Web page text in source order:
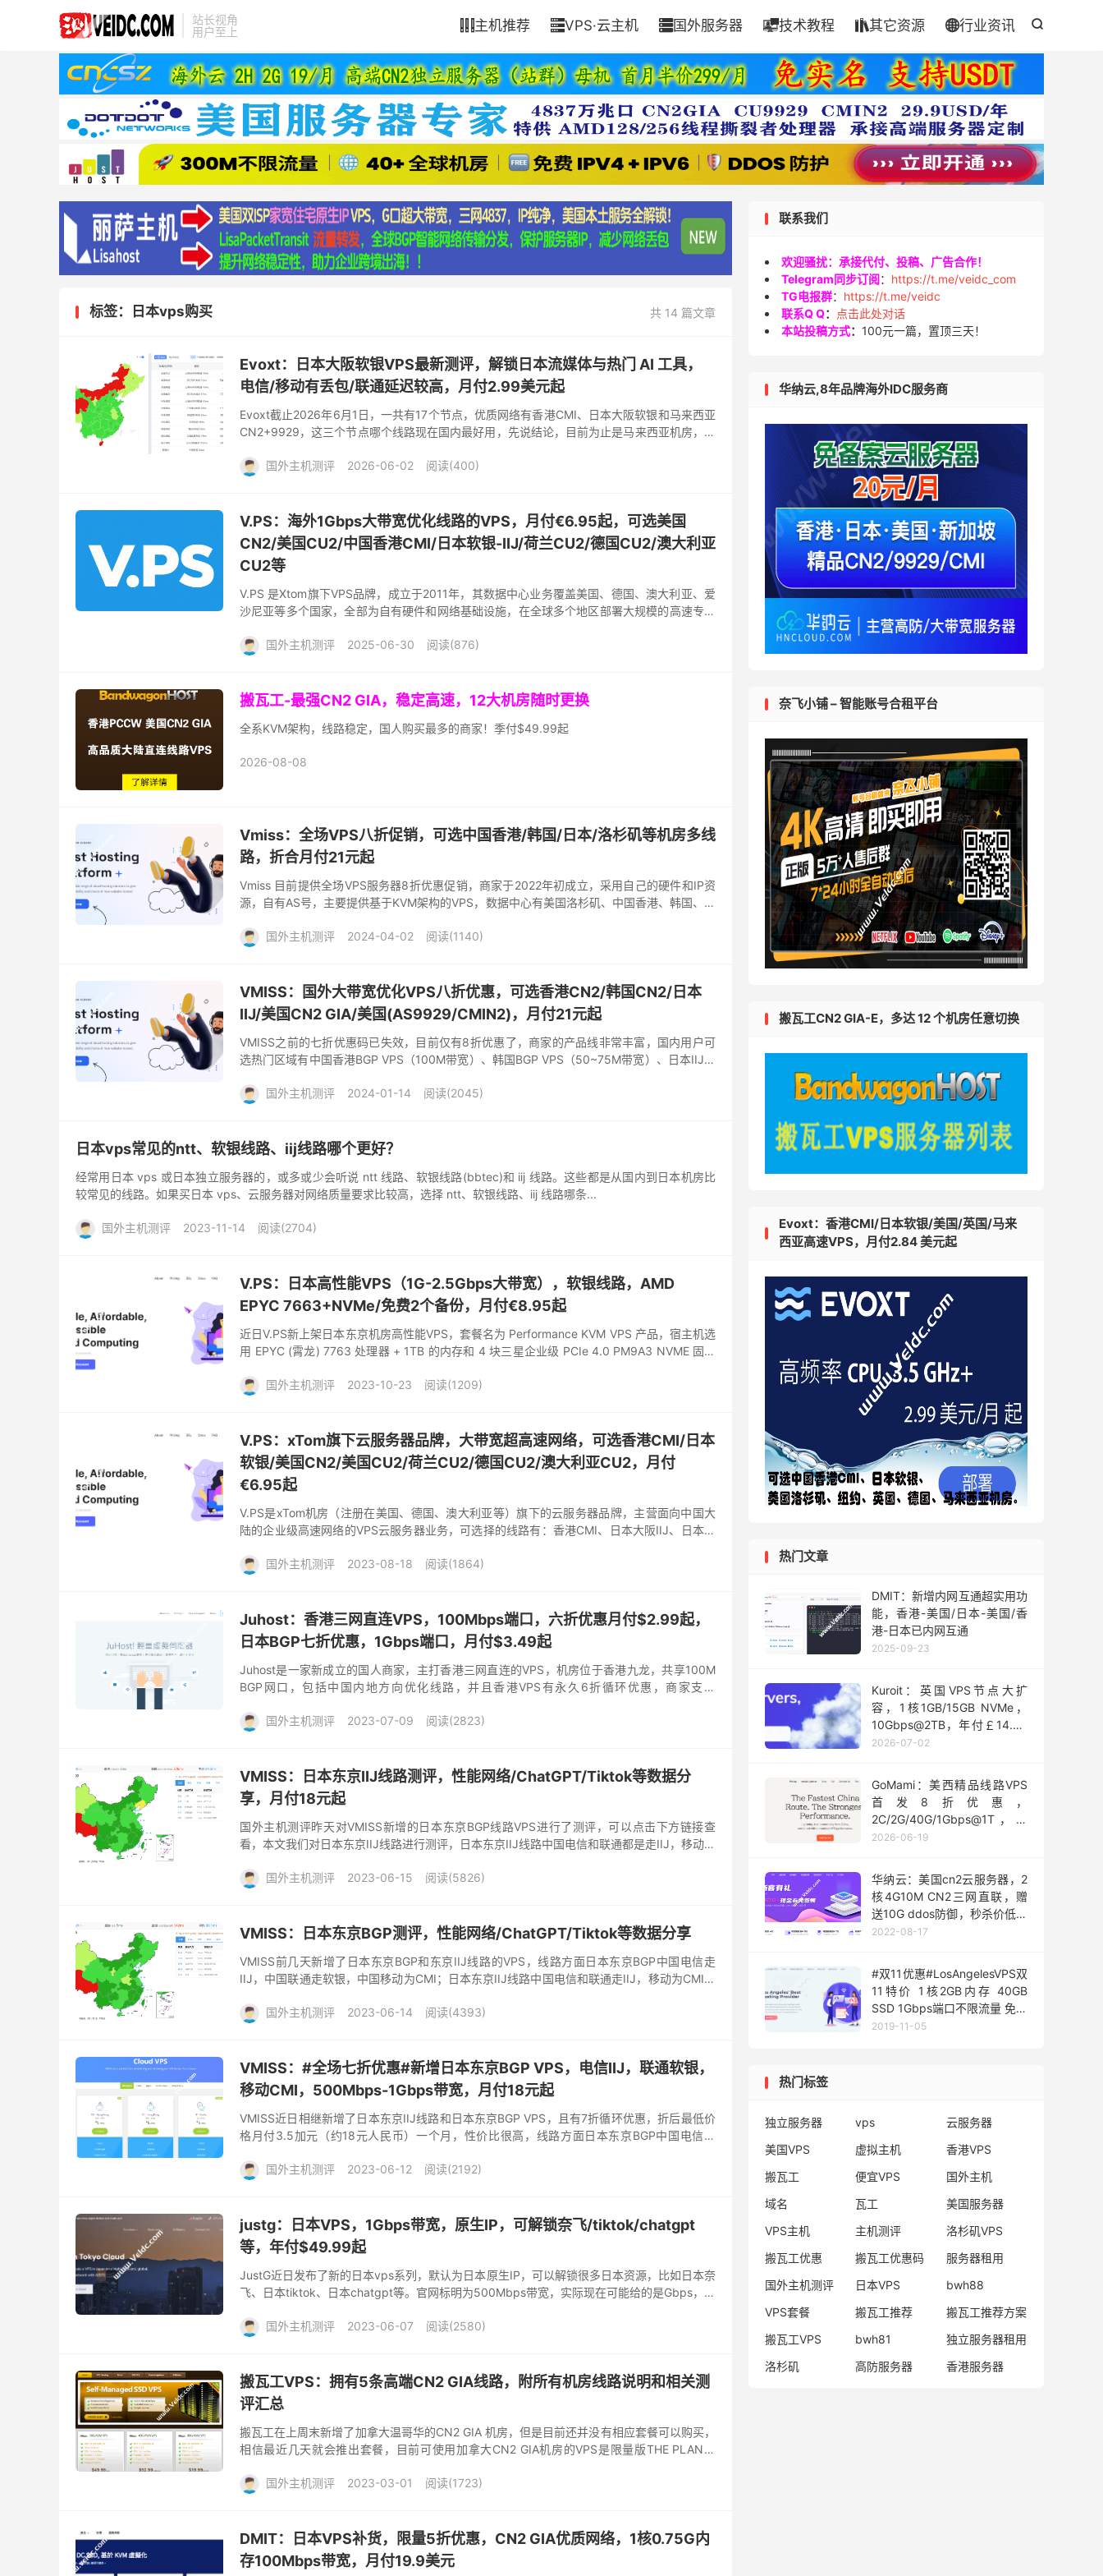
站长视角
用户至上

主机推荐 VPS·云主机 国外服务器 技术教程 其它资源 行业资讯
共 14 篇文章
标签：日本vps购买
Evoxt：日本大阪软银VPS最新测评，解锁日本流媒体与热门 AI 工具，
电信/移动有丢包/联通延迟较高，月付2.99美元起
Evoxt截止2026年6月1日，一共有17个节点，优质网络有香港CMI、日本大阪软银和马来西亚
CN2+9929，这三个节点哪个线路现在国内最好用，先说结论，目前为止是马来西亚机房，受
国外主机测评
2026-06-02 阅读(400)
V.PS：海外1Gbps大带宽优化线路的VPS，月付€6.95起，可选美国
CN2/美国CU2/中国香港CMI/日本软银-IIJ/荷兰CU2/德国CU2/澳大利亚
CU2等
V.PS 是Xtom旗下VPS品牌，成立于2011年，其数据中心业务覆盖美国、德国、澳大利亚、爱
沙尼亚等多个国家，全部为自有硬件和网络基础设施，在全球多个地区部署大规模的高速专线
国外主机测评
2025-06-30 阅读(876)
搬瓦工-最强CN2 GIA，稳定高速，12大机房随时更换
全系KVM架构，线路稳定，国人购买最多的商家！季付$49.99起
2026-08-08
Vmiss：全场VPS八折促销，可选中国香港/韩国/日本/洛杉矶等机房多线
路，折合月付21元起
Vmiss 目前提供全场VPS服务器8折优惠促销，商家于2022年初成立，采用自己的硬件和IP资
源，自有AS号，主要提供基于KVM架构的VPS，数据中心有美国洛杉矶、中国香港、韩国、日
国外主机测评
2024-04-02 阅读(1140)
VMISS：国外大带宽优化VPS八折优惠，可选香港CN2/韩国CN2/日本
IIJ/美国CN2 GIA/美国(AS9929/CMIN2)，月付21元起
VMISS之前的七折优惠码已失效，目前仅有8折优惠了，商家的产品线非常丰富，国内用户可
选热门区域有中国香港BGP VPS（100M带宽）、韩国BGP VPS（50~75M带宽）、日本IIJ和
国外主机测评
2024-01-14 阅读(2045)
日本vps常见的ntt、软银线路、iij线路哪个更好？
经常用日本 vps 或日本独立服务器的，或多或少会听说 ntt 线路、软银线路(bbtec)和 iij 线路。这些都是从国内到日本机房比
较常见的线路。如果买日本 vps、云服务器对网络质量要求比较高，选择 ntt、软银线路、iij 线路哪条...
国外主机测评 2023-11-14 阅读(2704)
V.PS：日本高性能VPS（1G-2.5Gbps大带宽），软银线路，AMD
EPYC 7663+NVMe/免费2个备份，月付€8.95起
近日V.PS新上架日本东京机房高性能VPS，套餐名为 Performance KVM VPS 产品，宿主机选
用 EPYC (霄龙) 7763 处理器 + 1TB 的内存和 4 块三星企业级 PCIe 4.0 PM9A3 NVME 固态
国外主机测评
2023-10-23 阅读(1209)
V.PS：xTom旗下云服务器品牌，大带宽超高速网络，可选香港CMI/日本
软银/美国CN2/美国CU2/荷兰CU2/德国CU2/澳大利亚CU2，月付
€6.95起
V.PS是xTom机房（注册在美国、德国、澳大利亚等）旗下的云服务器品牌，主营面向中国大
陆的企业级高速网络的VPS云服务器业务，可选择的线路有：香港CMI、日本大阪IIJ、日本东
国外主机测评
2023-08-18 阅读(1864)
Juhost：香港三网直连VPS，100Mbps端口，六折优惠月付$2.99起，
日本BGP七折优惠，1Gbps端口，月付$3.49起
Juhost是一家新成立的国人商家，主打香港三网直连的VPS，机房位于香港九龙，共享100M
BGP网口，包括中国内地方向优化线路，并且香港VPS有永久6折循环优惠，商家支持
国外主机测评
2023-07-09 阅读(2823)
VMISS：日本东京IIJ线路测评，性能网络/ChatGPT/Tiktok等数据分
享，月付18元起
国外主机测评昨天对VMISS新增的日本东京BGP线路VPS进行了测评，可以点击下方链接查
看，本文我们对日本东京IIJ线路进行测评，日本东京IIJ线路中国电信和联通都是走IIJ，移动为
国外主机测评
2023-06-15 阅读(5826)
VMISS：日本东京BGP测评，性能网络/ChatGPT/Tiktok等数据分享
VMISS前几天新增了日本东京BGP和东京IIJ线路的VPS，线路方面日本东京BGP中国电信走
IIJ，中国联通走软银，中国移动为CMI；日本东京IIJ线路中国电信和联通走IIJ，移动为CMI，
国外主机测评
2023-06-14 阅读(4393)
VMISS：#全场七折优惠#新增日本东京BGP VPS，电信IIJ，联通软银，
移动CMI，500Mbps-1Gbps带宽，月付18元起
VMISS近日相继新增了日本东京IIJ线路和日本东京BGP VPS，且有7折循环优惠，折后最低价
格月付3.5加元（约18元人民币）一个月，性价比很高，线路方面日本东京BGP中国电信走
国外主机测评
2023-06-12 阅读(2192)
justg：日本VPS，1Gbps带宽，原生IP，可解锁奈飞/tiktok/chatgpt
等，年付$49.99起
JustG近日发布了新的日本vps系列，默认为日本原生IP，可以解锁很多日本资源，比如日本奈
飞、日本tiktok、日本chatgpt等。官网标明为500Mbps带宽，实际现在可能给的是Gbps，采
国外主机测评
2023-06-07 阅读(2580)
搬瓦工VPS：拥有5条高端CN2 GIA线路，附所有机房线路说明和相关测
评汇总
搬瓦工在上周末新增了加拿大温哥华的CN2 GIA 机房，但是目前还并没有相应套餐可以购买，
相信最近几天就会推出套餐，目前可使用加拿大CN2 GIA机房的VPS是限量版THE PLAN套
国外主机测评
2023-03-01 阅读(1723)
DMIT：日本VPS补货，限量5折优惠，CN2 GIA优质网络，1核0.75G内
存100Mbps带宽，月付19.9美元
联系我们
欢迎骚扰：承接代付、投稿、广告合作！
Telegram同步订阅： https://t.me/veidc_com
TG电报群： https://t.me/veidc
联系Q Q：
点击此处对话
本站投稿方式： 100元一篇，置顶三天！
华纳云,8年品牌海外IDC服务商
奈飞小铺 – 智能账号合租平台
搬瓦工CN2 GIA-E，多达 12 个机房任意切换
Evoxt：香港CMI/日本软银/美国/英国/马来
西亚高速VPS，月付2.84 美元起
热门文章
DMIT：新增内网互通超实用功
能，香港-美国/日本-美国/香
港-日本已内网互通
2025-09-23
Kuroit：英国VPS节点大扩
容，1核1GB/15GB NVMe，
10Gbps@2TB，年付￡14.88
起
2026-07-02
GoMami：美西精品线路VPS
首发8折优惠，
2C/2G/40G/1Gbps@1T，最
高10Gbps CN2 GIA+联通
月付$23.2起
2026-06-19
华纳云：美国cn2云服务器，2
核4G10M CN2三网直联，赠
送10G ddos防御，秒杀价低至
53元/月
2022-08-17
#双11优惠#LosAngelesVPS双
11特价 1核2GB内存 40GB
SSD 1Gbps端口不限流量 免费
更换IP 月付低至3.99USD
2019-11-05
热门标签
独立服务器 vps
云服务器
美国VPS
虚拟主机
香港VPS
搬瓦工
便宜VPS
国外主机
域名
瓦工
美国服务器
VPS主机
主机测评
洛杉矶VPS
搬瓦工优惠
搬瓦工优惠码
服务器租用
国外主机测评
日本VPS
bwh88
VPS套餐
搬瓦工推荐
搬瓦工推荐方案
搬瓦工VPS
bwh81
独立服务器租用
洛杉矶
高防服务器 香港服务器